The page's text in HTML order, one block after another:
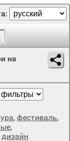
на
, фестиваль,
,
дизайн